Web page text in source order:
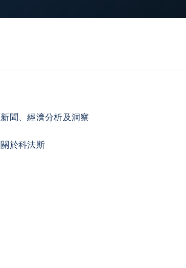
新聞、經濟分析及洞察
關於科法斯